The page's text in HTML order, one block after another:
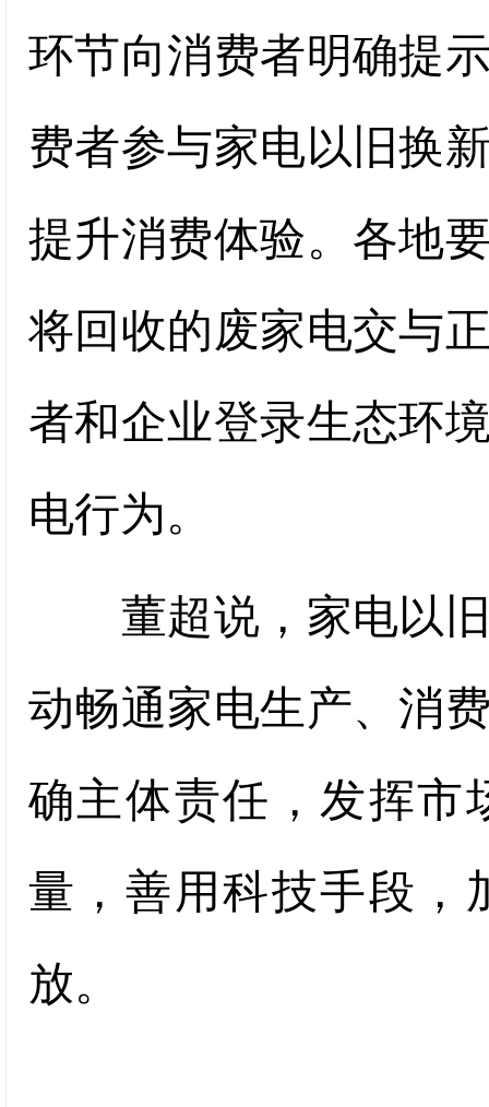
环节向消费者明确提
费者参与家电以旧换
提升消费体验。各地
将回收的废家电交与
者和企业登录生态环
电行为。
董超说，家电以旧
动畅通家电生产、消
确主体责任，发挥市
量，善用科技手段，
放。